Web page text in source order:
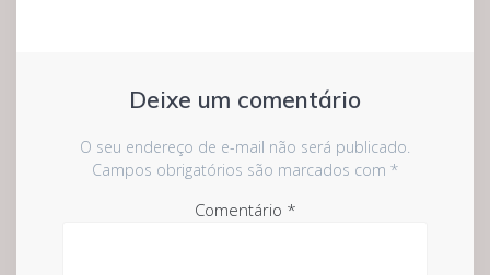
Deixe um comentário
O seu endereço de e-mail não será publicado.
Campos obrigatórios são marcados com *
Comentário *